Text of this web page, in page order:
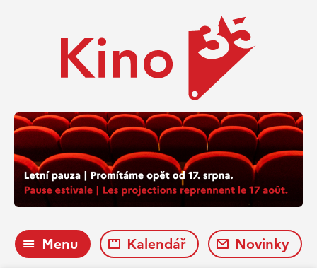
Menu Kalendář Novinky